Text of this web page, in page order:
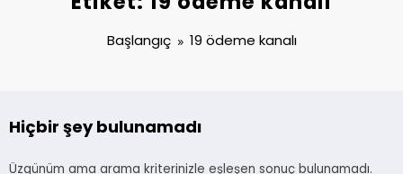
Başlangıç 19 ödeme kanalı
Hiçbir şey bulunamadı
Üzgünüm ama arama kriterinizle eşleşen sonuç bulunamadı.